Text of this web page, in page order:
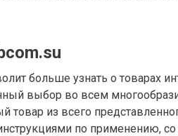
больше узнать о товарах
выбор во всем
товар из всего
по применению,